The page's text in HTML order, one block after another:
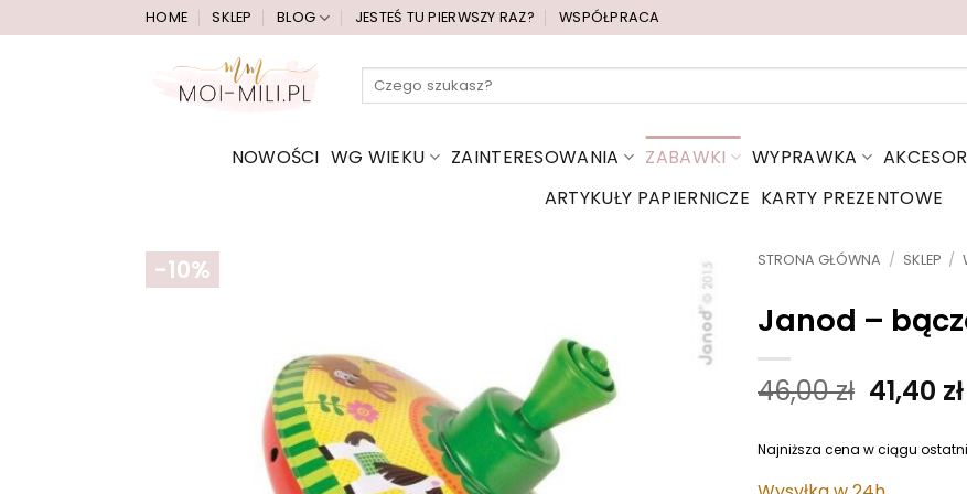
do
HOME SKLEP BLOG JESTEŚ TU PIERWSZY RAZ? WSPÓŁPRACA
Szukaj:
NOWOŚCI WG WIEKU ZAINTERESOWANIA ZABAWKI WYPRAWKA
ARTYKUŁY PAPIERNICZE KARTY PREZENTOWE
-10% STRONA GŁÓWNA / SKLEP /
Janod –
46,00zł P
e
41,40 złA
Najniższa cena w ciągu